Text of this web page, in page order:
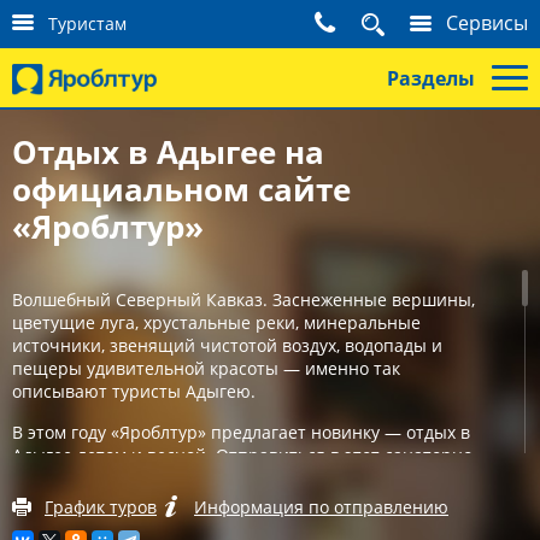
Туристам
К
о
а
с
т
а
м
Сервисы
Разделы
Отдых в Адыгее на
официальном сайте
«Яроблтур»
Волшебный Северный Кавказ. Заснеженные вершины,
цветущие луга, хрустальные реки, минеральные
источники, звенящий чистотой воздух, водопады и
пещеры удивительной красоты — именно так
описывают туристы Адыгею.
В этом году «Яроблтур» предлагает новинку — отдых в
Адыгее летом и весной. Отправиться в этот санаторно-
Ярославле, Рыбинске, Иванове, Угличе и других городов.
График туров Информация по отправлению